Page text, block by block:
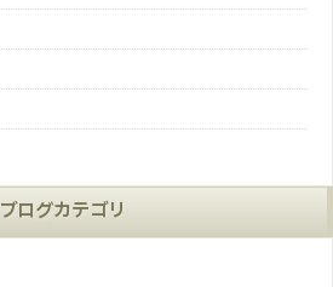
ブログカテゴリ